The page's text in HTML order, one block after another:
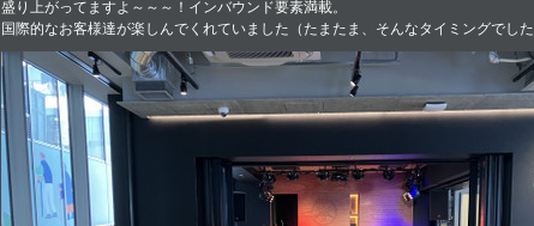
盛り上がってますよ～～～！インバウンド要素満載。
国際的なお客様達が楽しんでくれていました（たまたま、そんなタイミングでし